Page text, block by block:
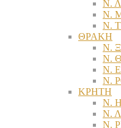
Ν.
Ν.
Ν.
ΘΡΑΚΗ
Ν.
Ν.
Ν.
Ν.
ΚΡΗΤΗ
Ν.
Ν.
Ν.